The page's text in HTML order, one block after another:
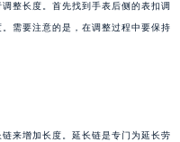
整长度。首先找到手表后侧的表扣调
需要注意的是，在调整过程中要保持
来增加长度。延长链是专门为延长劳